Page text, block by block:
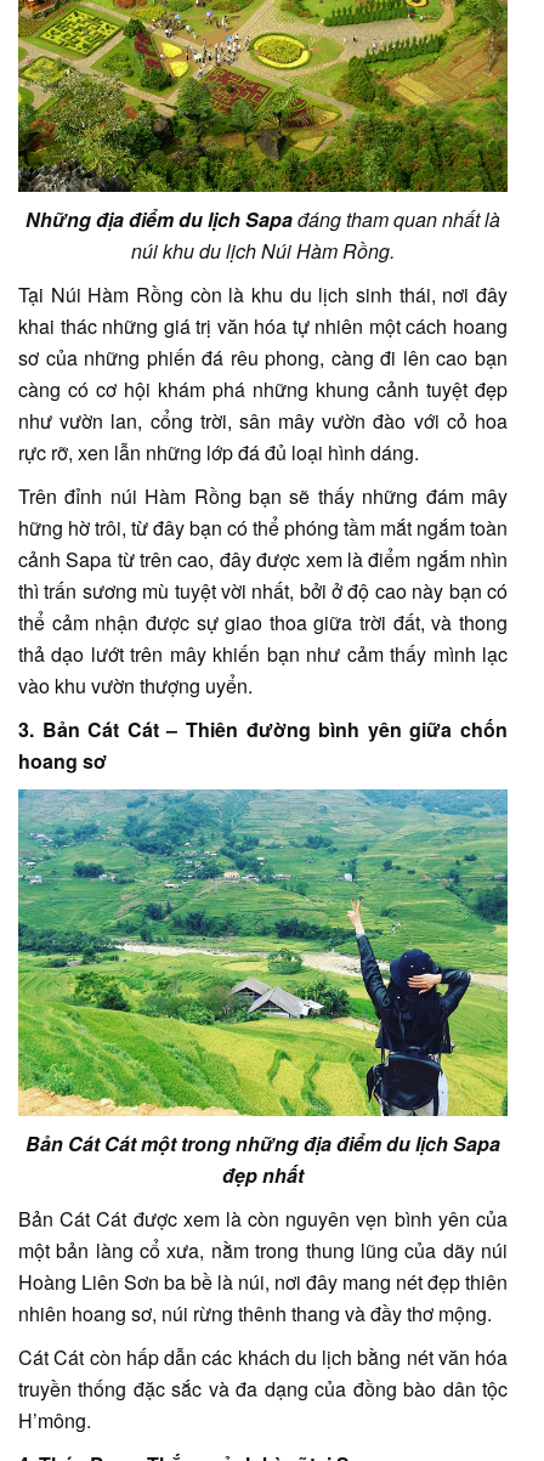
Những địa điểm du lịch Sapađáng tham quan nhất là
núi khu du lịch Núi Hàm Rồng.
Tại Núi Hàm Rồng còn là khu du lịch sinh thái, nơi đây
khai thác những giá trị văn hóa tự nhiên một cách hoang
sơ của những phiến đá rêu phong, càng đi lên cao bạn
càng có cơ hội khám phá những khung cảnh tuyệt đẹp
như vườn lan, cổng trời, sân mây vườn đào với cỏ hoa
rực rỡ, xen lẫn những lớp đá đủ loại hình dáng.
Trên đỉnh núi Hàm Rồng bạn sẽ thấy những đám mây
hững hờ trôi, từ đây bạn có thể phóng tầm mắt ngắm toàn
cảnh Sapa từ trên cao, đây được xem là điểm ngắm nhìn
thì trấn sương mù tuyệt vời nhất, bởi ở độ cao này bạn có
thể cảm nhận được sự giao thoa giữa trời đất, và thong
thả dạo lướt trên mây khiến bạn như cảm thấy mình lạc
vào khu vườn thượng uyển.
3. Bản Cát Cát – Thiên đường bình yên giữa chốn
hoang sơ
Bản Cát Cát một trong những địa điểm du lịch Sapa
đẹp nhất
Bản Cát Cát được xem là còn nguyên vẹn bình yên của
một bản làng cổ xưa, nằm trong thung lũng của dãy núi
Hoàng Liên Sơn ba bề là núi, nơi đây mang nét đẹp thiên
nhiên hoang sơ, núi rừng thênh thang và đầy thơ mộng.
Cát Cát còn hấp dẫn các khách du lịch bằng nét văn hóa
truyền thống đặc sắc và đa dạng của đồng bào dân tộc
H’mông.